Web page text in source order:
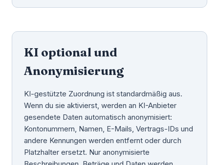
KI optional und
Anonymisierung
KI-gestützte Zuordnung ist standardmäßig aus.
Wenn du sie aktivierst, werden an KI-Anbieter
gesendete Daten automatisch anonymisiert:
Kontonummern, Namen, E-Mails, Vertrags-IDs und
andere Kennungen werden entfernt oder durch
Platzhalter ersetzt. Nur anonymisierte